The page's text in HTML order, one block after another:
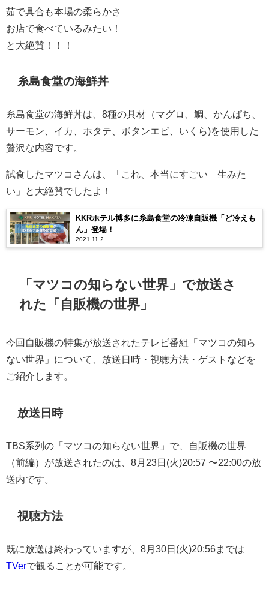
茹で具合も本場の柔らかさ
お店で食べているみたい！
と大絶賛！！！
糸島食堂の海鮮丼
糸島食堂の海鮮丼は、8種の具材（マグロ、鯛、かんぱち、
サーモン、イカ、ホタテ、ボタンエビ、いくら)を使用した
贅沢な内容です。
試食したマツコさんは、「これ、本当にすごい 生みた
い」と大絶賛でしたよ！
KKRホテル博多に糸島食堂の冷凍自販機「ど冷えも
ん」登場！
2021.11.2
「マツコの知らない世界」で放送さ
れた「自販機の世界」
今回自販機の特集が放送されたテレビ番組「マツコの知ら
ない世界」について、放送日時・視聴方法・ゲストなどを
ご紹介します。
放送日時
TBS系列の「マツコの知らない世界」で、自販機の世界
（前編）が放送されたのは、8月23日(火)20:57 〜22:00の放
送内です。
視聴方法
既に放送は終わっていますが、8月30日(火)20:56までは
TVerで観ることが可能です。